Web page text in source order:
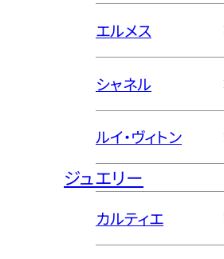
エルメス
シャネル
ルイ・ヴィトン
ジュエリー
カルティエ